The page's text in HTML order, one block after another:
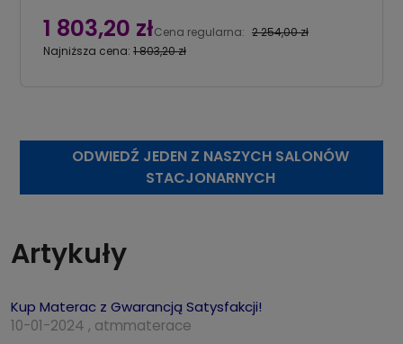
1 803,20 złCena regularna: 2 254,00 zł
Najniższa cena: 1 803,20 zł
ODWIEDŹ JEDEN Z NASZYCH SALONÓW
STACJONARNYCH
Artykuły
Kup Materac z Gwarancją Satysfakcji!
10-01-2024 , atmmaterace